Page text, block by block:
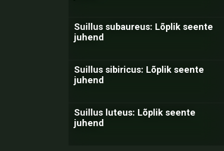
Suillus subaureus: Lõplik seente
juhend
Suillus sibiricus: Lõplik seente
juhend
Suillus luteus: Lõplik seente
juhend